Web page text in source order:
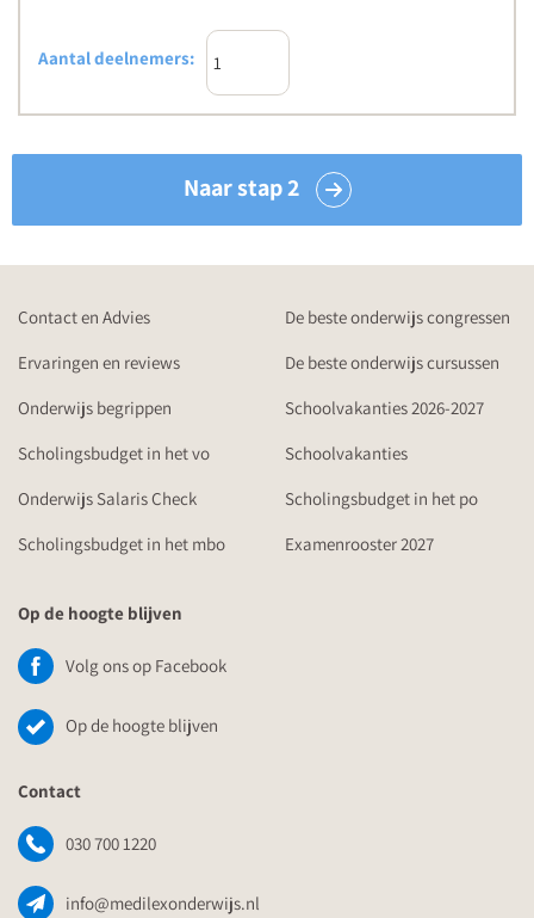
Aantal deelnemers:
Naar stap 2
Contact en Advies
De beste onderwijs congressen
Ervaringen en reviews
De beste onderwijs cursussen
Onderwijs begrippen
Schoolvakanties 2026-2027
Scholingsbudget in het vo
Schoolvakanties
Onderwijs Salaris Check
Scholingsbudget in het po
Scholingsbudget in het mbo
Examenrooster 2027
Op de hoogte blijven
Volg ons op Facebook
Op de hoogte blijven
Contact
030 700 1220
info@medilexonderwijs.nl